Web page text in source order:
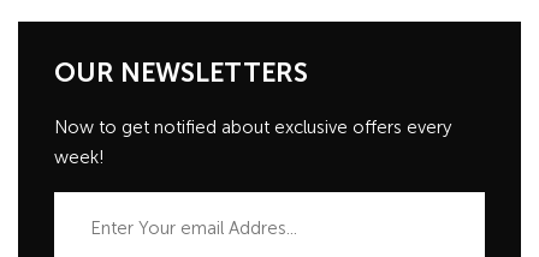
OUR NEWSLETTERS
Now to get notified about exclusive offers every
week!